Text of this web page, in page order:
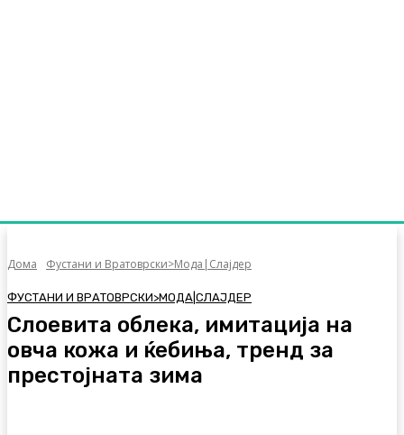
Дома Фустани и Вратоврски>Мода|Слајдер
ФУСТАНИ И ВРАТОВРСКИ>МОДА|СЛАЈДЕР
Слоевита облека, имитација на
овча кожа и ќебиња, тренд за
престојната зима